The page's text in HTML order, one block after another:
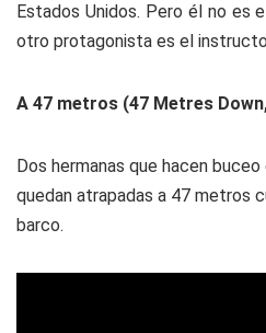
Estados Unidos. Pero él no es
otro protagonista es el
A 47 metros (47 Metres
Dos hermanas que hacen
quedan atrapadas a 47 metros
barco.